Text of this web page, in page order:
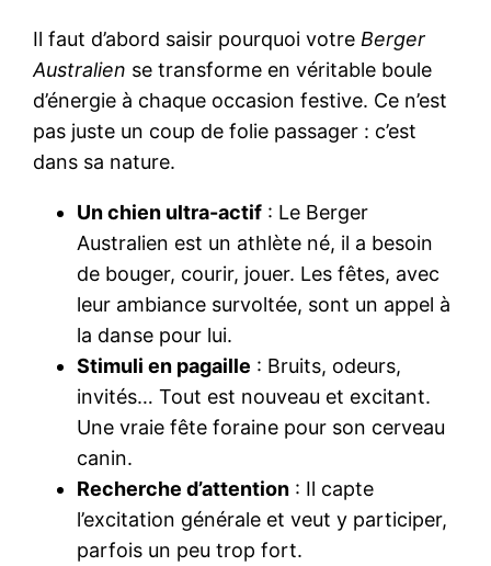
Il faut d’abord saisir pourquoi votre Berger
Australien se transforme en véritable boule
d’énergie à chaque occasion festive. Ce n’est
pas juste un coup de folie passager : c’est
dans sa nature.
Un chien ultra-actif : Le Berger
Australien est un athlète né, il a besoin
de bouger, courir, jouer. Les fêtes, avec
leur ambiance survoltée, sont un appel à
la danse pour lui.
Stimuli en pagaille : Bruits, odeurs,
invités… Tout est nouveau et excitant.
Une vraie fête foraine pour son cerveau
canin.
Recherche d’attention : Il capte
l’excitation générale et veut y participer,
parfois un peu trop fort.